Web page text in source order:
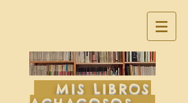
MIS LIBROS